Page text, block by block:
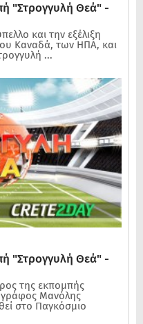
"Στρογγυλή Θεά" -
και την εξέλιξη
Καναδά, των ΗΠΑ, και
...
"Στρογγυλή Θεά" -
της εκπομπής
Μανόλης
στο Παγκόσμιο